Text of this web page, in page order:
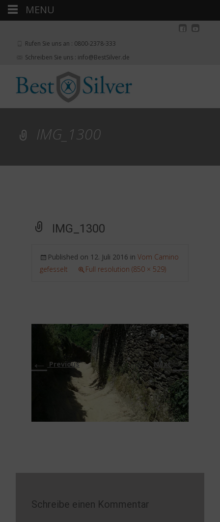
Rufen Sie uns an : 0800-2378-333
Schreiben Sie uns : info@BestSilver.de
IMG_1300
IMG_1300
Published on 12. Juli 2016 in Vom Camino
gefesselt
Full resolution (850 × 529)
← Previous Next→
Schreibe einen Kommentar
MENU